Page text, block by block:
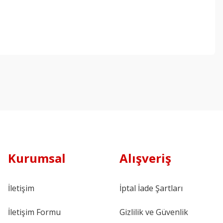
Kurumsal
İletişim
İletişim Formu
Alışveriş
İptal İade Şartları
Gizlilik ve Güvenlik